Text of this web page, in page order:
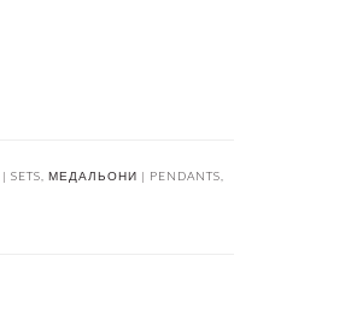
МЕДАЛЬОНИ | PENDANTS